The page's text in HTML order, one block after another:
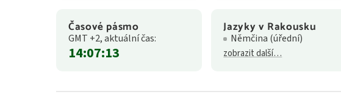
Časové pásmo
GMT +2, aktuální čas:
14:07:15
Jazyky v Rakousku
Němčina (úřední)
zobrazit další…